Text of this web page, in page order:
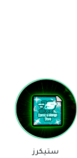
بوستراتمساعد Comic & Manga Store